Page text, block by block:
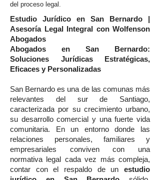
del proceso legal.
Estudio Jurídico en San Bernardo |
Asesoría Legal Integral con Wolfenson
Abogados
Abogados en San Bernardo:
Soluciones Jurídicas Estratégicas,
Eficaces y Personalizadas
San Bernardo es una de las comunas más
relevantes del sur de Santiago,
caracterizada por su crecimiento urbano,
su desarrollo comercial y una fuerte vida
comunitaria. En un entorno donde las
relaciones personales, familiares y
empresariales conviven con una
normativa legal cada vez más compleja,
contar con el respaldo de un estudio